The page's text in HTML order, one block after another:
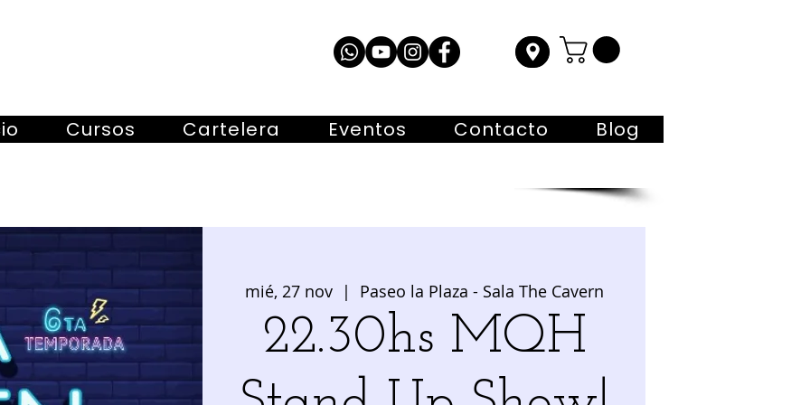
Cursos Cartelera Eventos Contacto Blog
mié, 27 nov
  |
Paseo la Plaza - Sala The Cavern
22.30hs MQH